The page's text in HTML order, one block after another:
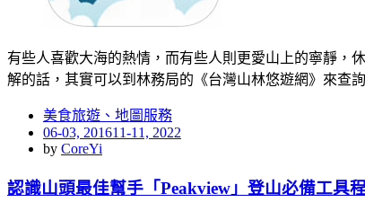
有些人喜歡大海的熱情，而有些人則更愛山上的寧靜，
解的話，其實可以到林務局的《台灣山林悠遊網》來查
美食旅遊、地圖服務
Posted
on
06-03, 201611-11, 2022
by CoreYi
認識山頭最佳幫手「Peakview」登山必備工具